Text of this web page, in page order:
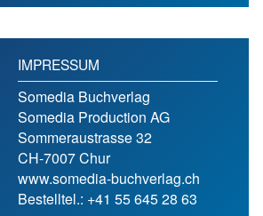
IMPRESSUM
Somedia Buchverlag
Somedia Production AG
Sommeraustrasse 32
CH-7007 Chur
www.somedia-buchverlag.ch
Bestelltel.: +41 55 645 28 63